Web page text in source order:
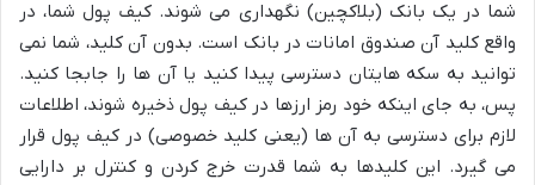
شما در یک بانک (بلاکچین) نگهداری می شوند. کیف پول شما، در
واقع کلید آن صندوق امانات در بانک است. بدون آن کلید، شما نمی
توانید به سکه هایتان دسترسی پیدا کنید یا آن ها را جابجا کنید.
پس، به جای اینکه خود رمز ارزها در کیف پول ذخیره شوند، اطلاعات
لازم برای دسترسی به آن ها (یعنی کلید خصوصی) در کیف پول قرار
می گیرد. این کلیدها به شما قدرت خرج کردن و کنترل بر دارایی